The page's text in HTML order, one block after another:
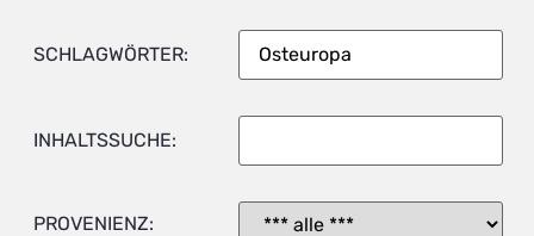
SCHLAGWÖRTER:
INHALTSSUCHE:
PROVENIENZ: